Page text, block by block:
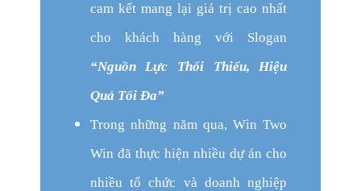
cam kết mang lại giá trị cao nhất
cho khách hàng với Slogan
“Nguồn Lực Thối Thiểu, Hiệu
Quả Tối Đa”
Trong những năm qua,Win Two
Winđãthực hiện nhiều dự áncho
nhiều tổchức và doanhnghiệp